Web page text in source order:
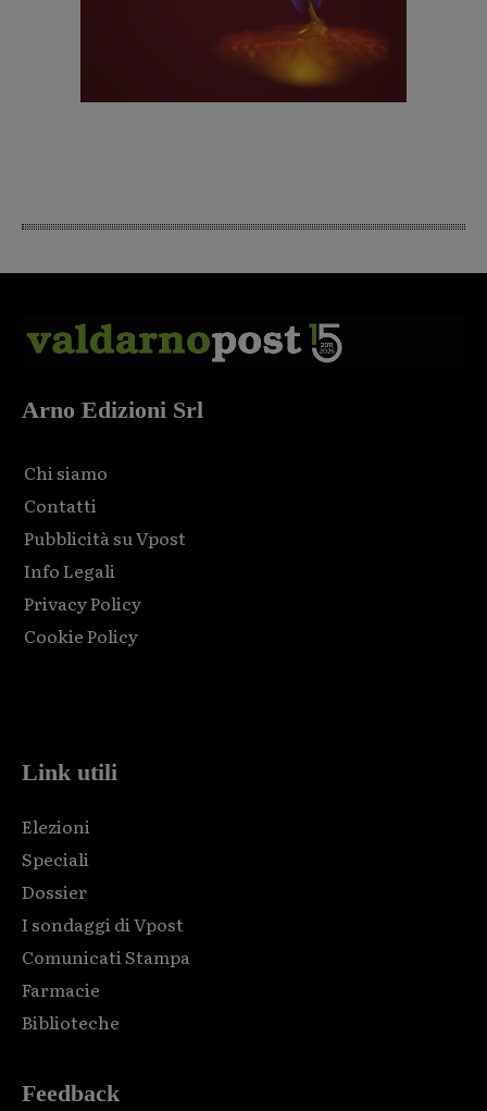
Arno Edizioni Srl
Chi siamo
Contatti
Pubblicità su Vpost
Info Legali
Privacy Policy
Cookie Policy
Link utili
Elezioni
Speciali
Dossier
I sondaggi di Vpost
Comunicati Stampa
Farmacie
Biblioteche
Feedback